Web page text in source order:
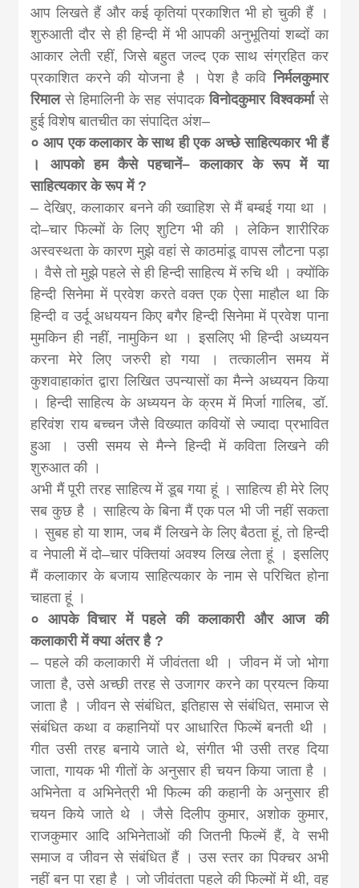
आप लिखते हैं और कई कृतियां प्रकाशित भी हो चुकी हैं ।
शुरुआती दौर से ही हिन्दी में भी आपकी अनुभूतियां शब्दों का
आकार लेती रहीं, जिसे बहुत जल्द एक साथ संग्रहित कर
प्रकाशित करने की योजना है । पेश है कविनिर्मलकुमार
रिमालसे हिमालिनी के सह संपादकविनोदकुमार विश्वकर्मासे
हुई विशेष बातचीत का संपादित अंश–
० आप एक कलाकार के साथ ही एक अच्छे साहित्यकार भी हैं
। आपको हम कैसे पहचानें– कलाकार के रूप में या
साहित्यकार के रूप में ?
– देखिए, कलाकार बनने की ख्वाहिश से मैं बम्बई गया था ।
दो–चार फिल्मों के लिए शुटिग भी की । लेकिन शारीरिक
अस्वस्थता के कारण मुझे वहां से काठमांडू वापस लौटना पड़ा
। वैसे तो मुझे पहले से ही हिन्दी साहित्य में रुचि थी । क्योंकि
हिन्दी सिनेमा में प्रवेश करते वक्त एक ऐसा माहौल था कि
हिन्दी व उर्दू अधययन किए बगैर हिन्दी सिनेमा में प्रवेश पाना
मुमकिन ही नहीं, नामुकिन था । इसलिए भी हिन्दी अध्ययन
करना मेरे लिए जरुरी हो गया । तत्कालीन समय में
कुशवाहाकांत द्वारा लिखित उपन्यासों का मैन्ने अध्ययन किया
। हिन्दी साहित्य के अध्ययन के क्रम में मिर्जा गालिब, डॉ.
हरिवंश राय बच्चन जैसे विख्यात कवियों से ज्यादा प्रभावित
हुआ । उसी समय से मैन्ने हिन्दी में कविता लिखने की
शुरुआत की ।
अभी मैं पूरी तरह साहित्य में डूब गया हूं । साहित्य ही मेरे लिए
सब कुछ है । साहित्य के बिना मैं एक पल भी जी नहीं सकता
। सुबह हो या शाम, जब मैं लिखने के लिए बैठता हूं, तो हिन्दी
व नेपाली में दो–चार पंक्तियां अवश्य लिख लेता हूं । इसलिए
मैं कलाकार के बजाय साहित्यकार के नाम से परिचित होना
चाहता हूं ।
० आपके विचार में पहले की कलाकारी और आज की
कलाकारी में क्या अंतर है ?
– पहले की कलाकारी में जीवंतता थी । जीवन में जो भोगा
जाता है, उसे अच्छी तरह से उजागर करने का प्रयत्न किया
जाता है । जीवन से संबंधित, इतिहास से संबंधित, समाज से
संबंधित कथा व कहानियों पर आधारित फिल्में बनती थी ।
गीत उसी तरह बनाये जाते थे, संगीत भी उसी तरह दिया
जाता, गायक भी गीतों के अनुसार ही चयन किया जाता है ।
अभिनेता व अभिनेत्री भी फिल्म की कहानी के अनुसार ही
चयन किये जाते थे । जैसे दिलीप कुमार, अशोक कुमार,
राजकुमार आदि अभिनेताओं की जितनी फिल्में हैं, वे सभी
समाज व जीवन से संबंधित हैं । उस स्तर का पिक्चर अभी
नहीं बन पा रहा है । जो जीवंतता पहले की फिल्मों में थी, वह